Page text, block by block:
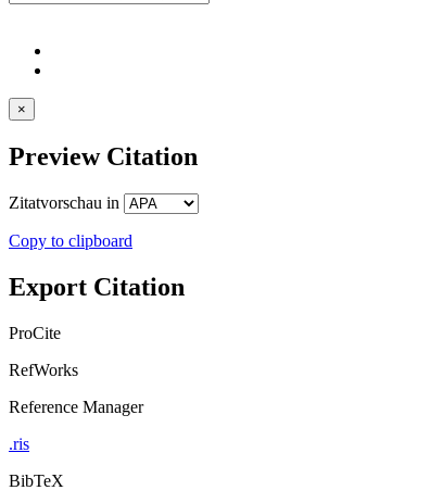
×
Preview Citation
Zitatvorschau in
Copy to clipboard
Export Citation
ProCite
RefWorks
Reference Manager
.ris
BibTeX